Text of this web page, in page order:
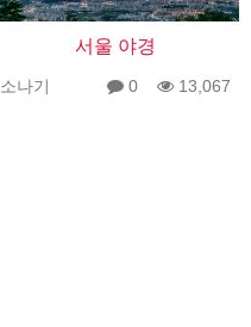
서울 야경
소나기 0 13,067